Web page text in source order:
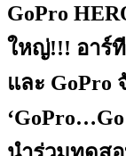
GoPro
ใหญ่!!! อาร์ที
และ GoPro